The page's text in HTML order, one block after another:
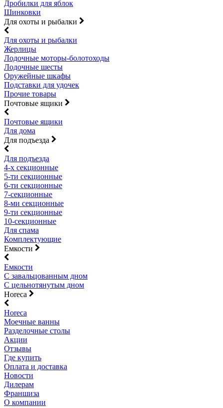
Дробилки для яблок
Шинковки
Для охоты и рыбалки
Для охоты и рыбалки
Жерлицы
Лодочные моторы-болотоходы
Лодочные шесты
Оружейные шкафы
Подставки для удочек
Прочие товары
Почтовые ящики
Почтовые ящики
Для дома
Для подъезда
Для подъезда
4-х секционные
5-ти секционные
6-ти секционные
7-секционные
8-ми секционные
9-ти секционные
10-секционные
Для спама
Комплектующие
Емкости
Емкости
С завальцованным дном
С цельнотянутым дном
Horeca
Horeca
Моечные ванны
Разделочные столы
Акции
Отзывы
Где купить
Оплата и доставка
Новости
Дилерам
Франшиза
О компании